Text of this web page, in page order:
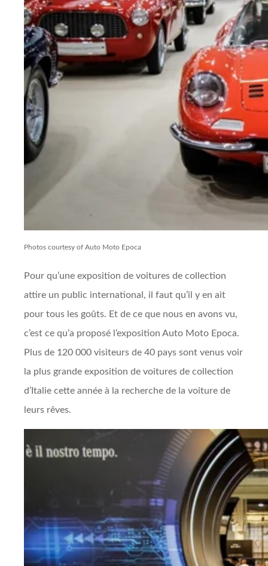
Photos courtesy of Auto Moto Epoca
Pour qu’une exposition de voitures de collection
attire un public international, il faut qu’il y en ait
pour tous les goûts. Et de ce que nous en avons vu,
c’est ce qu’a proposé l’exposition Auto Moto Epoca.
Plus de 120 000 visiteurs de 40 pays sont venus voir
la plus grande exposition de voitures de collection
d’Italie cette année à la recherche de la voiture de
leurs rêves.